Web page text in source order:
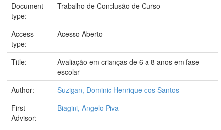
Document
type:
Trabalho de Conclusão de Curso
Access
type:
Acesso Aberto
Title:
Avaliação em crianças de 6 a 8 anos em fase
escolar
Author:
Suzigan, Dominic Henrique dos Santos
First
Advisor:
Biagini, Angelo Piva